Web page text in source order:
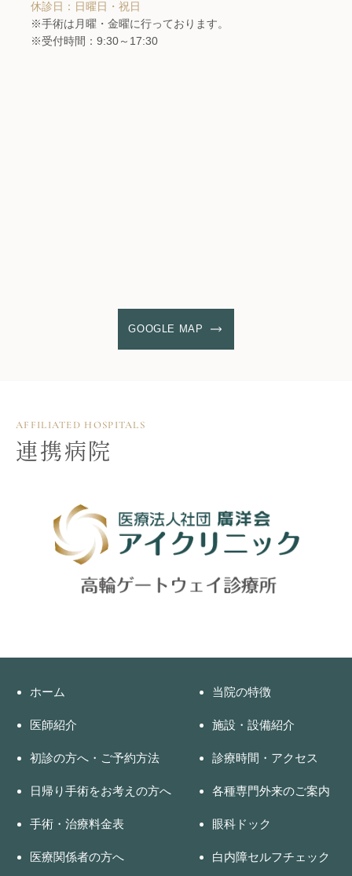
休診日：日曜日・祝日
※手術は月曜・金曜に行っております。
※受付時間：9:30～17:30
GOOGLE MAP
AFFILIATED HOSPITALS
連携病院
ホーム 当院の特徴
医師紹介 施設・設備紹介
初診の方へ・ご予約方法 診療時間・アクセス
日帰り手術をお考えの方へ 各種専門外来のご案内
手術・治療料金表 眼科ドック
医療関係者の方へ 白内障セルフチェック